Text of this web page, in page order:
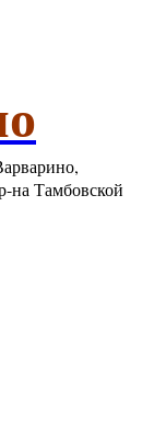
на Тамбовской